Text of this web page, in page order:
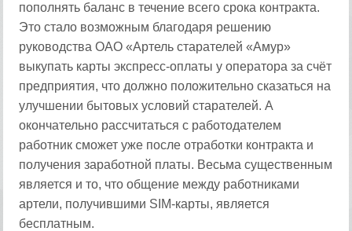
пополнять баланс в течение всего срока контракта.
Это стало возможным благодаря решению
руководства ОАО «Артель старателей «Амур»
выкупать карты экспресс-оплаты у оператора за счёт
предприятия, что должно положительно сказаться на
улучшении бытовых условий старателей. А
окончательно рассчитаться с работодателем
работник сможет уже после отработки контракта и
получения заработной платы. Весьма существенным
является и то, что общение между работниками
артели, получившими SIM-карты, является
бесплатным.